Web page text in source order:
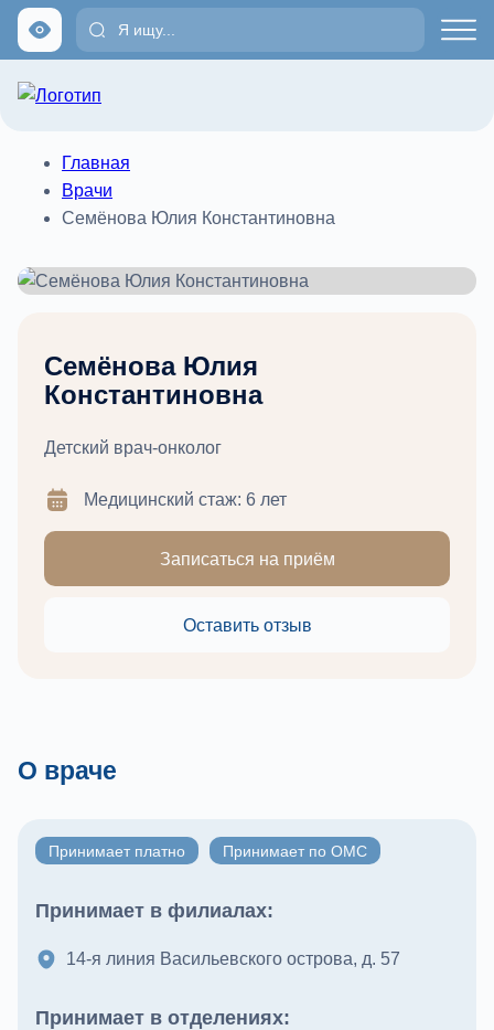
Главная
Врачи
Семёнова Юлия Константиновна
Семёнова Юлия
Константиновна
Детский врач-онколог
Медицинский стаж: 6 лет
Записаться на приём
Оставить отзыв
О враче
Принимает в филиалах:
14-я линия Васильевского острова, д. 57
Принимает в отделениях:
Принимает платно Принимает по ОМС